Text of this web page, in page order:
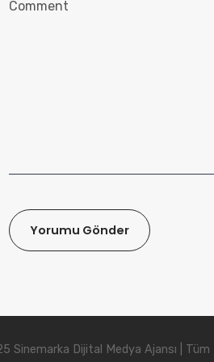
Sinemarka Dijital Medya Ajansı | Tüm